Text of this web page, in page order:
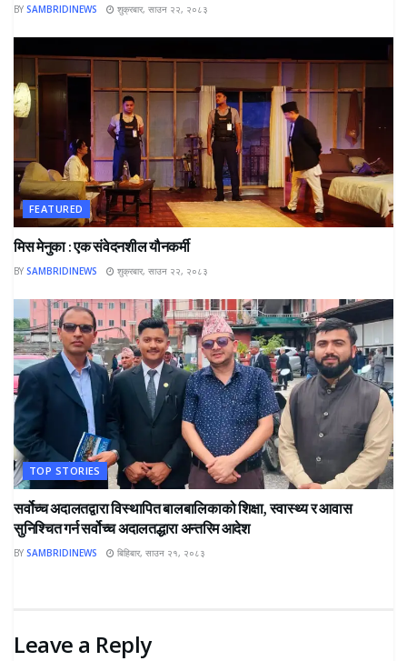
BY SAMBRIDINEWS शुक्रबार, साउन २२, २०८३
FEATURED
मिस मेनुका : एक संवेदनशील यौनकर्मी
BY SAMBRIDINEWS शुक्रबार, साउन २२, २०८३
TOP STORIES
सर्वोच्च अदालतद्वारा विस्थापित बालबालिकाको शिक्षा, स्वास्थ्य र आवास
सुनिश्चित गर्न सर्वोच्च अदालतद्धारा अन्तरिम आदेश
BY SAMBRIDINEWS बिहिबार, साउन २१, २०८३
Leave a Reply